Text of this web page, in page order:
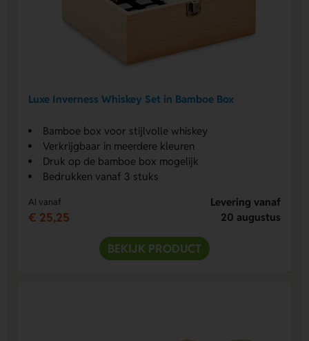
Luxe Inverness Whiskey Set in Bamboe Box
Bamboe box voor stijlvolle whiskey
Verkrijgbaar in meerdere kleuren
Druk op de bamboe box mogelijk
Bedrukken vanaf 3 stuks
Al vanaf
€ 25,25
Levering vanaf
20 augustus
BEKIJK PRODUCT